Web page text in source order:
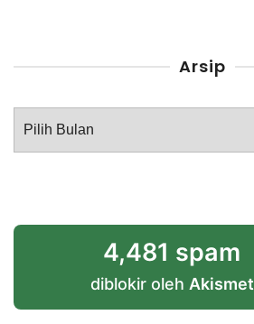
Arsip
Arsip
4,481 spam
diblokir oleh Akismet